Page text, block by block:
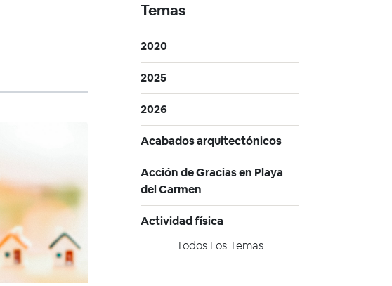
Temas
2020
2025
2026
Acabados arquitectónicos
Acción de Gracias en Playa
del Carmen
Actividad física
Todos Los Temas